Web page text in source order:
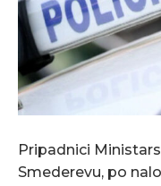
Pripadnici
Smederevu, po